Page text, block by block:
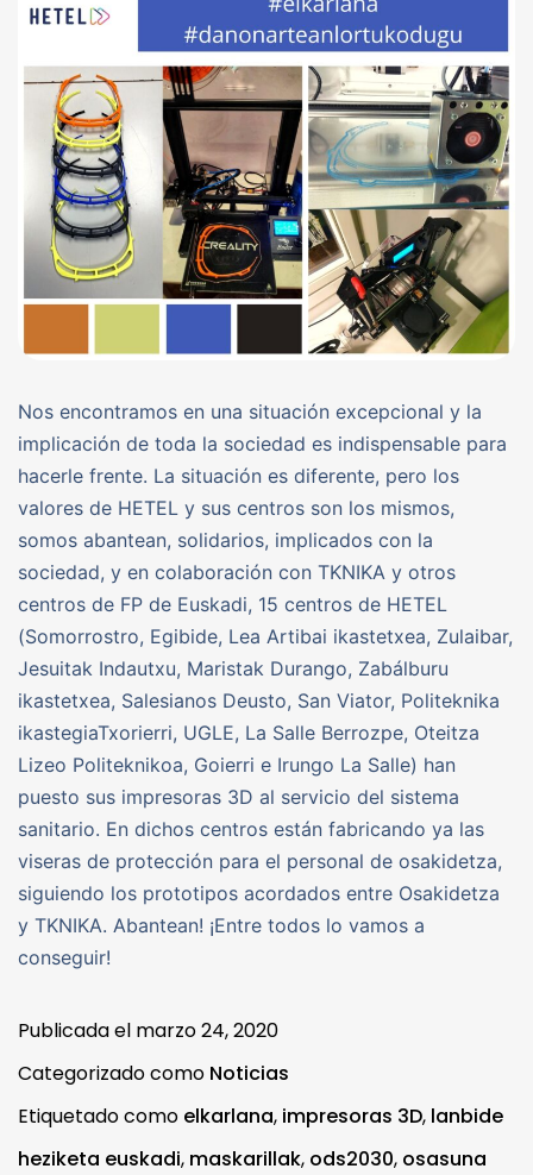
Nos encontramos en una situación excepcional y la
implicación de toda la sociedad es indispensable para
hacerle frente. La situación es diferente, pero los
valores de HETEL y sus centros son los mismos,
somos abantean, solidarios, implicados con la
sociedad, y en colaboración con TKNIKA y otros
centros de FP de Euskadi, 15 centros de HETEL
(Somorrostro, Egibide, Lea Artibai ikastetxea, Zulaibar,
Jesuitak Indautxu, Maristak Durango, Zabálburu
ikastetxea, Salesianos Deusto, San Viator, Politeknika
ikastegiaTxorierri, UGLE, La Salle Berrozpe, Oteitza
Lizeo Politeknikoa, Goierri e Irungo La Salle) han
puesto sus impresoras 3D al servicio del sistema
sanitario. En dichos centros están fabricando ya las
viseras de protección para el personal de osakidetza,
siguiendo los prototipos acordados entre Osakidetza
y TKNIKA. Abantean! ¡Entre todos lo vamos a
conseguir!
Publicada el marzo 24, 2020
Categorizado como Noticias
Etiquetado como elkarlana, impresoras 3D, lanbide
heziketa euskadi, maskarillak, ods2030, osasuna